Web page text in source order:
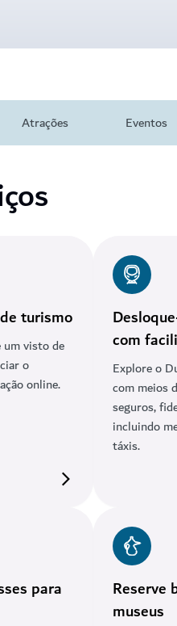
Atrações Eventos
turismo
um visto de
o
online.
com
Explore o
com meios
seguros,
incluindo
táxis.
para
Reserve
museus